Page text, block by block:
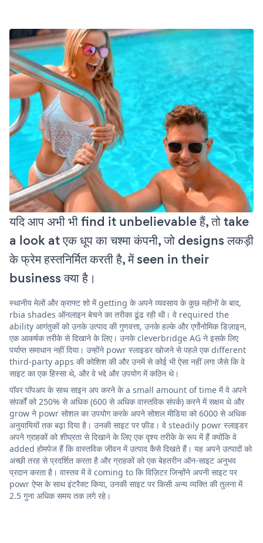
यदि आप अभी भी find it unbelievable हैं, तो take
a look at एक धूप का चश्मा कंपनी, जो designs लकड़ी
के फ्रेम हस्तनिर्मित करती है, में seen in their
business क्या है।
स्थानीय मेलों और क्राफ्ट शो में getting के अपने व्यवसाय के कुछ महीनों के बाद,
rbia shades ऑनलाइन बेचने का तरीका ढूंढ रही थी। वे required the
ability आगंतुकों को उनके उत्पाद की गुणवत्ता, उनके हल्के और एर्गोनोमिक डिज़ाइन,
एक आकर्षक तरीके से दिखाने के लिए। उनके cleverbridge AG ने इसके लिए
पर्याप्त समाधान नहीं दिया। उन्होंने powr स्लाइडर खोजने से पहले एक different
third-party apps की कोशिश की और उनमें से कोई भी ऐसा नहीं लगा जैसे कि वे
साइट का एक हिस्सा थे, और वे भद्दे और उपयोग में कठिन थे।
पॉवर पॉपअप के साथ साइन अप करने के a small amount of time में वे अपने
संपर्कों को 250% से अधिक (600 से अधिक वास्तविक संपर्क) करने में सक्षम थे और
grow ने powr सोशल का उपयोग करके अपने सोशल मीडिया को 6000 से अधिक
अनुयायियों तक बढ़ा दिया है। उनकी साइट पर फ़ीड। वे steadily powr स्लाइडर
अपने ग्राहकों को शीघ्रता से दिखाने के लिए एक दृश्य तरीके के रूप में हैं क्योंकि वे
added होमपेज हैं कि वास्तविक जीवन में उत्पाद कैसे दिखते हैं। यह अपने उत्पादों को
अच्छी तरह से प्रदर्शित करता है और ग्राहकों को एक बेहतरीन ऑन-साइट अनुभव
प्रदान करता है। वास्तव में वे coming to कि विज़िटर जिन्होंने अपनी साइट पर
powr ऐप्स के साथ इंटरैक्ट किया, उनकी साइट पर किसी अन्य व्यक्ति की तुलना में
2.5 गुना अधिक समय तक लगे रहे।